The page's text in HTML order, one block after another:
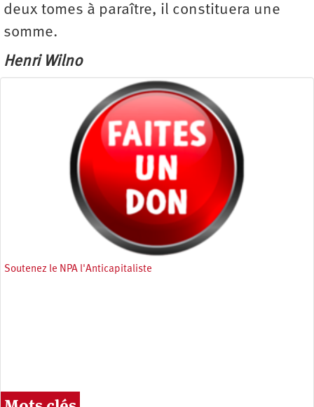
deux tomes à paraître, il constituera une
somme.
Henri Wilno
Soutenez le NPA l'Anticapitaliste